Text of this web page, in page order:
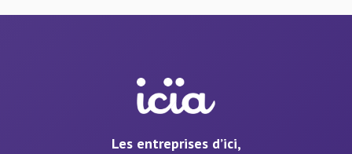
Les entreprises d’ici,